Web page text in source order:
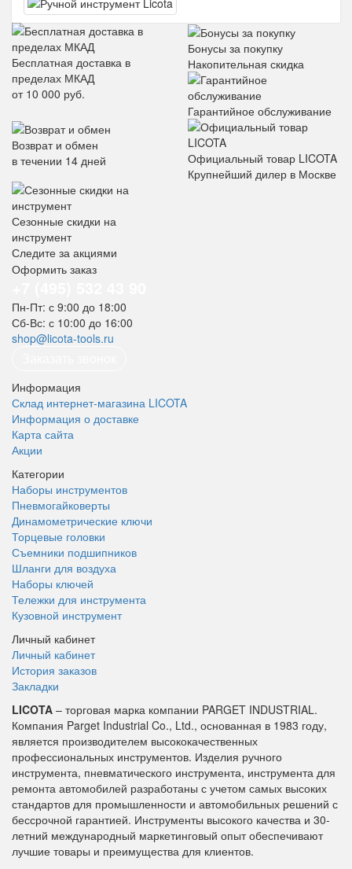
Бесплатная доставка в
пределах МКАД
от 10 000 руб.
Бонусы за покупку
Накопительная скидка
Гарантийное обслуживание
Возврат и обмен
в течении 14 дней
Официальный товар LICOTA
Крупнейший дилер в Москве
Сезонные скидки на
инструмент
Следите за акциями
Оформить заказ
Пн-Пт: с 9:00 до 18:00
Сб-Вс: с 10:00 до 16:00
shop@licota-tools.ru
Информация
Склад интернет-магазина LICOTA
Информация о доставке
Карта сайта
Акции
Категории
Наборы инструментов
Пневмогайковерты
Динамометрические ключи
Торцевые головки
Съемники подшипников
Шланги для воздуха
Наборы ключей
Тележки для инструмента
Кузовной инструмент
Личный кабинет
Личный кабинет
История заказов
Закладки
LICOTA – торговая марка компании PARGET INDUSTRIAL.
Компания Parget Industrial Co., Ltd., основанная в 1983 году,
является производителем высококачественных
профессиональных инструментов. Изделия ручного
инструмента, пневматического инструмента, инструмента для
ремонта автомобилей разработаны с учетом самых высоких
стандартов для промышленности и автомобильных решений с
бессрочной гарантией. Инструменты высокого качества и 30-
летний международный маркетинговый опыт обеспечивают
лучшие товары и преимущества для клиентов.